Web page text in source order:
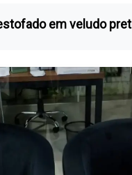
em veludo